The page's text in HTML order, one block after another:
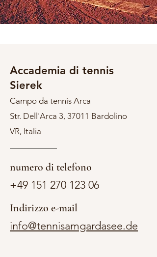
Accademia di tennis
Sierek
Campo da tennis Arca
Str. Dell'Arca 3, 37011 Bardolino
VR, Italia
numero di telefono
+49 151 270 123 06
Indirizzo e-mail
info@tennisamgardasee.de